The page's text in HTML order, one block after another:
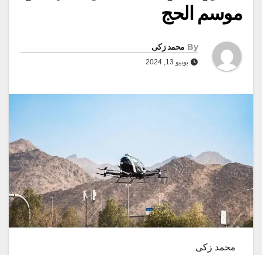
موسم الحج
By محمد زكى
يونيو 13, 2024
محمد زكى